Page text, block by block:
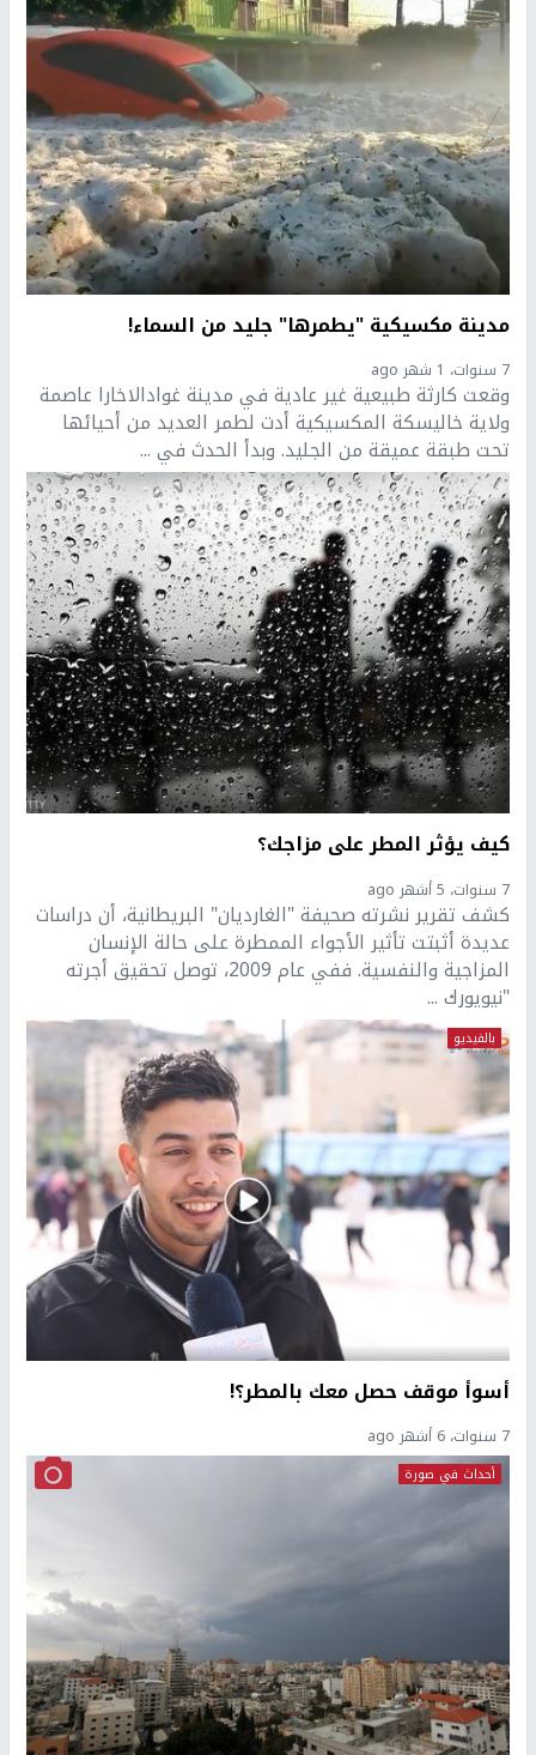
مدينة مكسيكية "يطمرها" جليد من السماء!
7 سنوات، 1 شهر ago
وقعت كارثة طبيعية غير عادية في مدينة غوادالاخارا عاصمة
ولاية خاليسكة المكسيكية أدت لطمر العديد من أحيائها
تحت طبقة عميقة من الجليد. وبدأ الحدث في ...
كيف يؤثر المطر على مزاجك؟
7 سنوات، 5 أشهر ago
كشف تقرير نشرته صحيفة "الغارديان" البريطانية، أن دراسات
عديدة أثبتت تأثير الأجواء الممطرة على حالة الإنسان
المزاجية والنفسية. ففي عام 2009، توصل تحقيق أجرته
"نيويورك ...
بالفيديو
أسوأ موقف حصل معك بالمطر؟!
7 سنوات، 6 أشهر ago
أحداث في صورة